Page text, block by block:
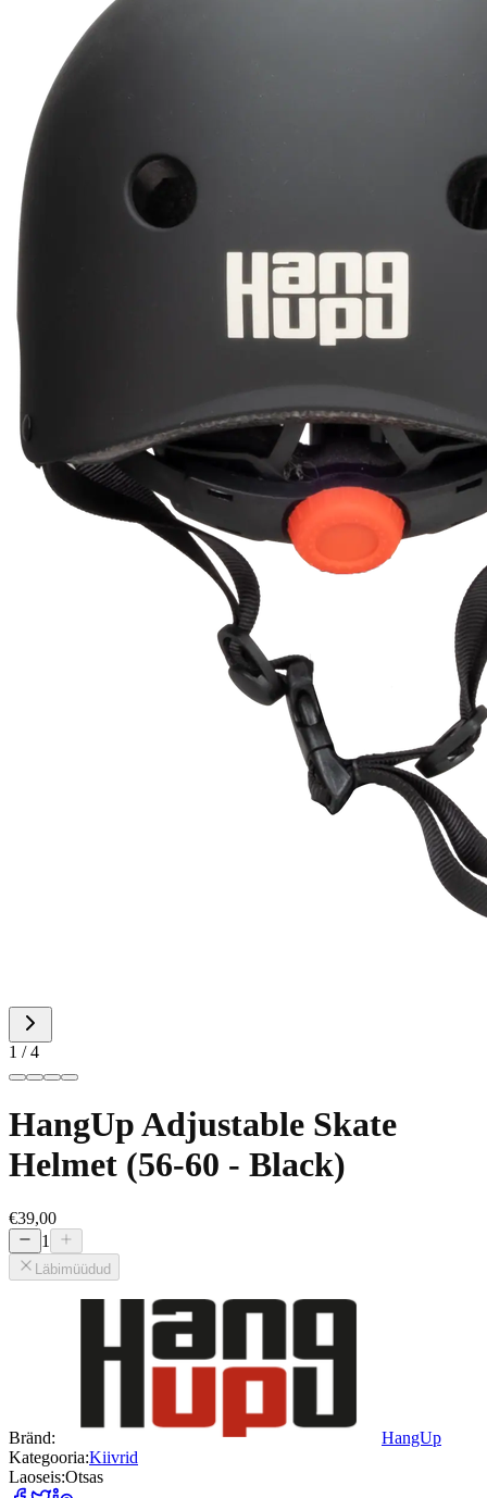
1 /4
HangUp Adjustable Skate
Helmet (56-60 - Black)
€39,00
1
Läbimüüdud
Bränd:
HangUp
Kategooria:Kiivrid
Laoseis:Otsas